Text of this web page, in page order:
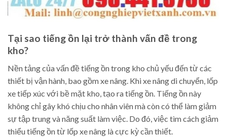
Tại sao tiếng ồn lại trở thành vấn đề trong
kho?
Nền tảng của vấn đề tiếng ồn trong kho chủ yếu đến từ các
thiết bị vận hành, bao gồm xe nâng. Khi xe nâng di chuyển, lốp
xe tiếp xúc với bề mặt kho, tạo ra tiếng ồn. Tiếng ồn này
không chỉ gây khó chịu cho nhân viên mà còn có thể làm giảm
sự tập trung và năng suất làm việc. Do đó, việc tìm cách giảm
thiểu tiếng ồn từ lốp xe nâng là cực kỳ cần thiết.